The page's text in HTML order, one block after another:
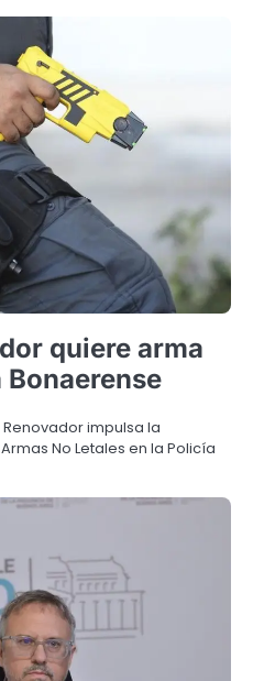
quiere arma
impulsa la
No Letales en la Policía